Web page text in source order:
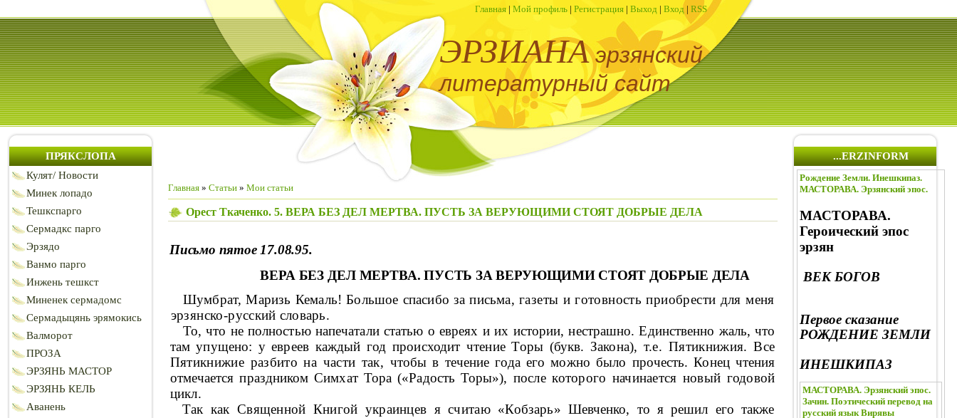
Главная | Мой профиль | Регистрация | Выход | Вход | RSS
ЭРЗИАНА эрзянский
литературный сайт
ПРЯКСЛОПА
Кулят/ Новости
Минек лопадо
Тешкспарго
Сермадкс парго
Эрзядо
Ванмо парго
Инжень тешкст
Миненек сермадомс
Сермадыцянь эрямокись
Валморот
ПРОЗА
ЭРЗЯНЬ МАСТОР
ЭРЗЯНЬ КЕЛЬ
Аванень
Главная » Статьи » Мои статьи
Орест Ткаченко. 5. ВЕРА БЕЗ ДЕЛ МЕРТВА. ПУСТЬ ЗА ВЕРУЮЩИМИ СТОЯТ ДОБРЫЕ ДЕЛА
Письмо пятое17.08.95.
ВЕРА БЕЗ ДЕЛ МЕРТВА.ПУСТЬ ЗА ВЕРУЮЩИМИ СТОЯТ ДОБРЫЕ ДЕЛА
Шумбрат, Маризь Кемаль! Большое спасибо за письма, газеты и готовность приобрести для меня
эрзянско-русский словарь.
То, что не полностью напечатали статью о евреях и их истории, нестрашно. Единственно жаль, что
там упущено: уевреев каждый год происходит чтение Торы (букв. Закона), т.е. Пятикнижия. Все
Пятикнижие разбито на части так, чтобы в течение года его можно было прочесть. Конец чте­ния
отмечается праздником Симхат Тора («Радость Торы»), после которого начинается новый годовой
цикл.
Так как Священной Книгой украинцев я считаю «Коб­зарь» Шевченко, то я решил его также
...ERZINFORM
Рождение Земли. Инешкипаз.
МАСТОРАВА. Эрзянский эпос.
МАСТОРАВА.
Героический эпос
эрзян
ВЕК БОГОВ
Первое сказание
РОЖДЕНИЕ ЗЕМЛИ
ИНЕШКИПАЗ
МАСТОРАВА. Эрзянский эпос.
Зачин. Поэтический перевод на
русский язык Вирявы